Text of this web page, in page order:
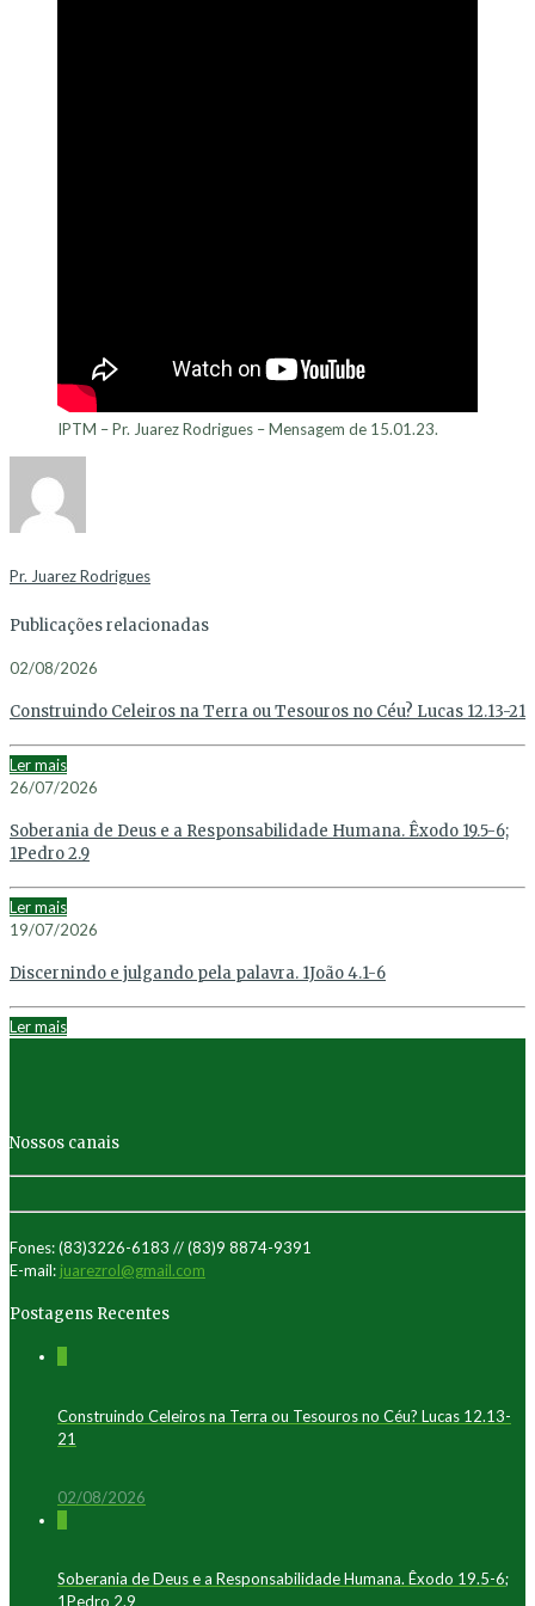
IPTM – Pr. Juarez Rodrigues – Mensagem de 15.01.23.
Pr. Juarez Rodrigues
Publicações relacionadas
02/08/2026
Construindo Celeiros na Terra ou Tesouros no Céu? Lucas 12.13-21
Ler mais
26/07/2026
Soberania de Deus e a Responsabilidade Humana. Êxodo 19.5-6;
1Pedro 2.9
Ler mais
19/07/2026
Discernindo e julgando pela palavra. 1João 4.1-6
Ler mais
Nossos canais
Fones: (83)3226-6183 // (83)9 8874-9391
E-mail: juarezrol@gmail.com
Postagens Recentes
Construindo Celeiros na Terra ou Tesouros no Céu? Lucas 12.13-
21
02/08/2026
Soberania de Deus e a Responsabilidade Humana. Êxodo 19.5-6;
1Pedro 2.9